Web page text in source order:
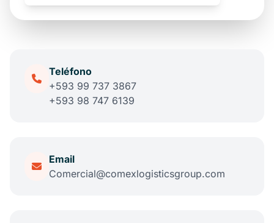
Teléfono
+593 99 737 3867
+593 98 747 6139
Email
Comercial@comexlogisticsgroup.com